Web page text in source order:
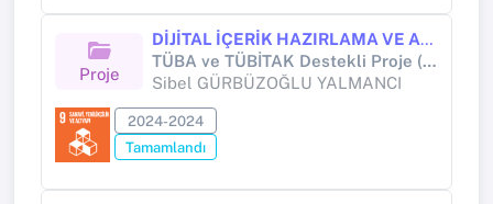
Proje
DİJİTAL İÇERİK HAZIRLAMA VE ARTIRILMIŞ GERÇEKLİK DESTEKLİ KÜRESEL ISINMA VE İKLİM DEĞİŞİKLİĞİ UYGULAMALARI EĞİTİCİ EĞİTİMİ
TÜBA ve TÜBİTAK Destekli Proje (TÜBİTAK PROJESİ)
Sibel GÜRBÜZOĞLU YALMANCI
2024-2024
Tamamlandı